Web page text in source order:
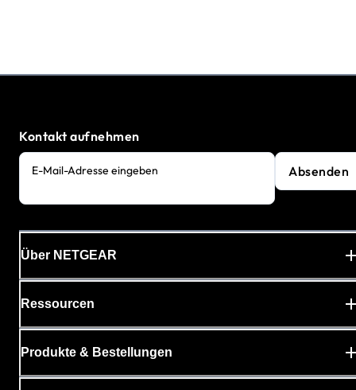
Kontakt aufnehmen
E-Mail-Adresse eingeben Absenden
Über NETGEAR
Ressourcen
Produkte & Bestellungen